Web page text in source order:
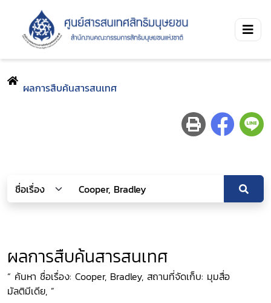
ผลการสืบค้นสารสนเทศ
ผลการสืบค้นสารสนเทศ
“ ค้นหา ชื่อเรื่อง: Cooper, Bradley, สถานที่จัดเก็บ: มุมสื่อ
มัลติมีเดีย, ”